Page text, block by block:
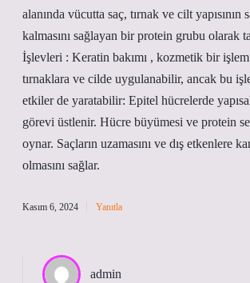
alanında vücutta saç, tırnak ve cilt yapısının
kalmasını sağlayan bir protein grubu olarak
İşlevleri : Keratin bakımı , kozmetik bir
tırnaklara ve cilde uygulanabilir, ancak bu
etkiler de yaratabilir: Epitel hücrelerde
görevi üstlenir. Hücre büyümesi ve protein
oynar. Saçların uzamasını ve dış etkenlere
olmasını sağlar.
Kasım 6, 2024 Yanıtla
admin